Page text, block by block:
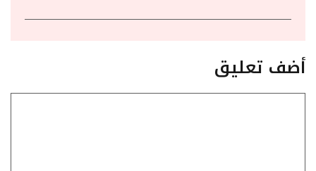
أضف تعليق